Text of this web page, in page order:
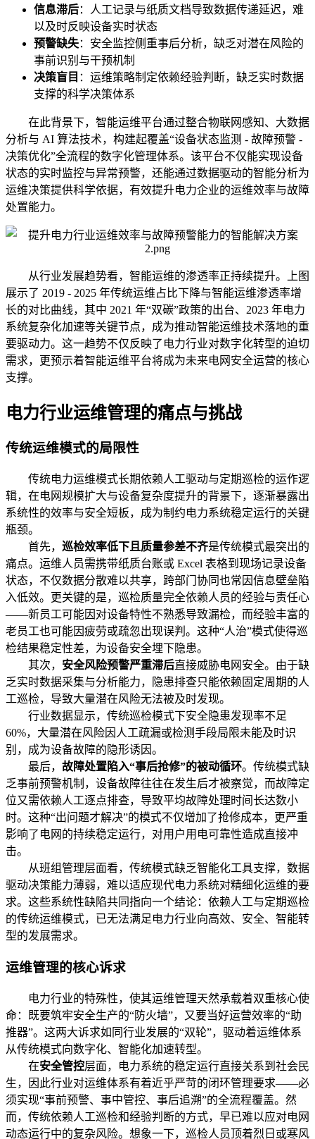
信息滞后：人工记录与纸质文档导致数据传递延迟，难
以及时反映设备实时状态
预警缺失：安全监控侧重事后分析，缺乏对潜在风险的
事前识别与干预机制
决策盲目 ：运维策略制定依赖经验判断，缺乏实时数据
支撑的科学决策体系
在此背景下，智能运维平台通过整合物联网感知、大数据
分析与 AI 算法技术，构建起覆盖“设备状态监测 - 故障预警 -
决策优化”全流程的数字化管理体系。该平台不仅能实现设备
状态的实时监控与异常预警，还能通过数据驱动的智能分析为
运维决策提供科学依据，有效提升电力企业的运维效率与故障
处置能力。
从行业发展趋势看，智能运维的渗透率正持续提升。上图
展示了 2019 - 2025 年传统运维占比下降与智能运维渗透率增
长的对比曲线，其中 2021 年“双碳”政策的出台、2023 年电力
系统复杂化加速等关键节点，成为推动智能运维技术落地的重
要驱动力。这一趋势不仅反映了电力行业对数字化转型的迫切
需求，更预示着智能运维平台将成为未来电网安全运营的核心
支撑。
电力行业运维管理的痛点与挑战
传统运维模式的局限性
传统电力运维模式长期依赖人工驱动与定期巡检的运作逻
辑，在电网规模扩大与设备复杂度提升的背景下，逐渐暴露出
系统性的效率与安全短板，成为制约电力系统稳定运行的关键
瓶颈。
首先， 巡检效率低下且质量参差不齐是传统模式最突出的
痛点。运维人员需携带纸质台账或 Excel 表格到现场记录设备
状态，不仅数据分散难以共享，跨部门协同也常因信息壁垒陷
入低效。更关键的是，巡检质量完全依赖人员的经验与责任心
——新员工可能因对设备特性不熟悉导致漏检，而经验丰富的
老员工也可能因疲劳或疏忽出现误判。这种“人治”模式使得巡
检结果稳定性差，为设备安全埋下隐患。
其次， 安全风险预警严重滞后直接威胁电网安全。由于缺
乏实时数据采集与分析能力，隐患排查只能依赖固定周期的人
工巡检，导致大量潜在风险无法被及时发现。
行业数据显示，传统巡检模式下安全隐患发现率不足
60%，大量潜在风险因人工疏漏或检测手段局限未能及时识
别，成为设备故障的隐形诱因。
最后， 故障处置陷入“事后抢修”的被动循环。传统模式缺
乏事前预警机制，设备故障往往在发生后才被察觉，而故障定
位又需依赖人工逐点排查，导致平均故障处理时间长达数小
时。这种“出问题才解决”的模式不仅增加了抢修成本，更严重
影响了电网的持续稳定运行，对用户用电可靠性造成直接冲
击。
从班组管理层面看，传统模式缺乏智能化工具支撑，数据
驱动决策能力薄弱，难以适应现代电力系统对精细化运维的要
求。这些系统性缺陷共同指向一个结论：依赖人工与定期巡检
的传统运维模式，已无法满足电力行业向高效、安全、智能转
型的发展需求。
运维管理的核心诉求
电力行业的特殊性，使其运维管理天然承载着双重核心使
命：既要筑牢安全生产的“防火墙”，又要当好运营效率的“助
推器”。这两大诉求如同行业发展的“双轮”，驱动着运维体系
从传统模式向数字化、智能化加速转型。
在安全管控层面，电力系统的稳定运行直接关系到社会民
生，因此行业对运维体系有着近乎严苛的闭环管理要求——必
须实现“事前预警、事中管控、事后追溯”的全流程覆盖。然
而，传统依赖人工巡检和经验判断的方式，早已难以应对电网
动态运行中的复杂风险。想象一下，巡检人员顶着烈日或寒风